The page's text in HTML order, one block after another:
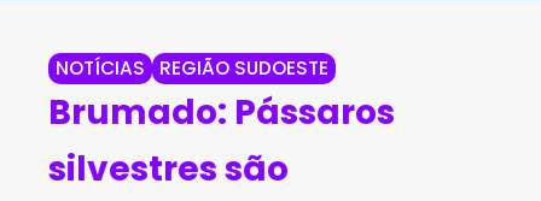
NOTÍCIAS REGIÃO SUDOESTE
Brumado: Pássaros
silvestres são